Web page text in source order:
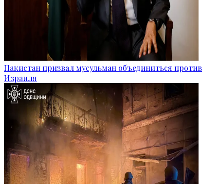
Пакистан призвал мусульман объединиться против
Израиля